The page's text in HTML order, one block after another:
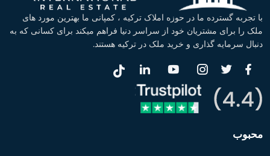
با تجربه گسترده ما در حوزه املاک ترکیه ، کمپانی ما بهترین مورد های
ملک را برای مشتریان خود از سراسر دنیا فراهم میکند برای کسانی که به
دنبال سرمایه گذاری و خرید ملک در ترکیه هستند.
محبوب